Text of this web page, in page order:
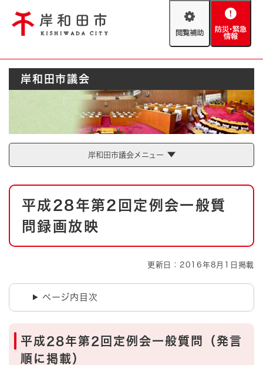
閲
助
防
緊
情
報
Foreign language
やさしい日本語
とじる
防災・緊急情報
ハザードマップ AED設置箇所
とじる
岸和田市議会
岸和田市議会メニュー
本
平成28年第2回定例会一般質
問録画放映
更新日：2016年8月1日掲載
ページ内目次
平成28年第2回定例会一般質問（発言
順に掲載）